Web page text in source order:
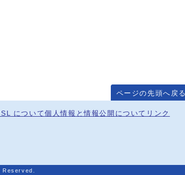
ページの先頭へ戻る
について個人情報と情報公開について リンク